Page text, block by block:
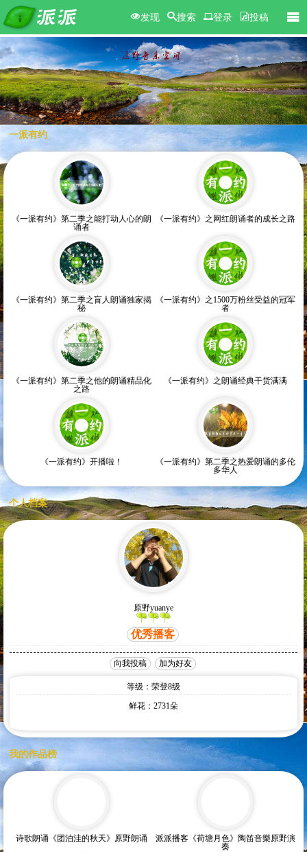
发现 搜索 登录 投稿
一派有约
《一派有约》第二季之能打动人心的朗
诵者
《一派有约》之网红朗诵者的成长之路
《一派有约》第二季之盲人朗诵独家揭
秘
《一派有约》之1500万粉丝受益的冠军
者
《一派有约》第二季之他的朗诵精品化
之路
《一派有约》之朗诵经典干货满满
《一派有约》开播啦！
《一派有约》第二季之热爱朗诵的多伦
多华人
个人档案
原野yuanye
优秀播客
向我投稿 加为好友
等级： 荣登8级
鲜花： 2731朵
我的作品榜
诗歌朗诵《团泊洼的秋天》原野朗诵
派派播客《荷塘月色》陶笛音樂原野演
奏